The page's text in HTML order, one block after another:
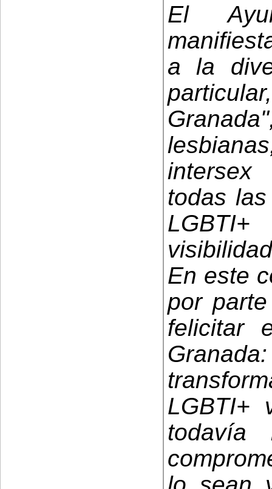
El
a la
todas
En este
por
felicitar
LGBTI+